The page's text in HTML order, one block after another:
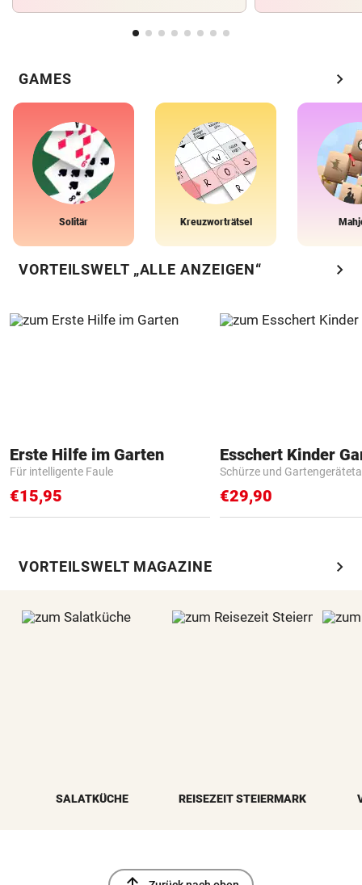
GAMES chevron_right
Solitär Kreuzworträtsel
VORTEILSWELT „ALLE ANZEIGEN“ chevron_right
Erste Hilfe im Garten
Für intelligente Faule
€15,95
Schürze und
€29,90
VORTEILSWELT MAGAZINE chevron_right
SALATKÜCHE REISEZEIT STEIERMARK